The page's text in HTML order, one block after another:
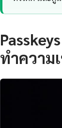
ทำความ